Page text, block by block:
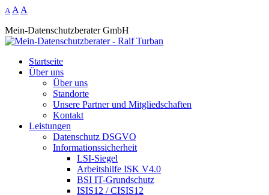
A A A
Mein-Datenschutzberater GmbH
Startseite
Über uns
Über uns
Standorte
Unsere Partner und Mitgliedschaften
Kontakt
Leistungen
Datenschutz DSGVO
Informationssicherheit
LSI-Siegel
Arbeitshilfe ISK V4.0
BSI IT-Grundschutz
ISIS12 / CISIS12